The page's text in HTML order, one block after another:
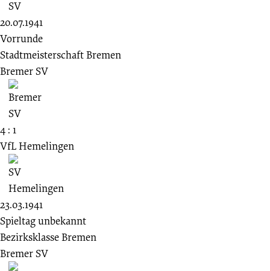
20.07.1941
Vorrunde
Stadtmeisterschaft Bremen
Bremer SV
4 : 1
VfL Hemelingen
23.03.1941
Spieltag unbekannt
Bezirksklasse Bremen
Bremer SV